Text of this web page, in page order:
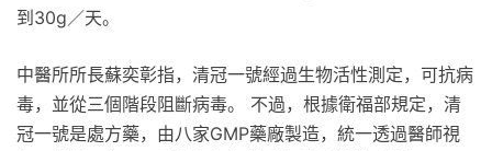
到30g／天。
中醫所所長蘇奕彰指，清冠一號經過生物活性測定，可抗病
毒，並從三個階段阻斷病毒。 不過，根據衛福部規定，清
冠一號是處方藥，由八家GMP藥廠製造，統一透過醫師視